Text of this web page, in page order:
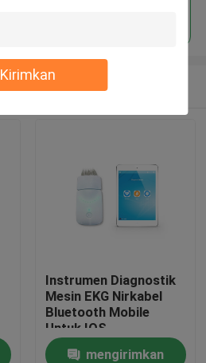
Kirimkan
Instrumen Diagnostik
Mesin EKG Nirkabel
Bluetooth Mobile
Untuk IOS
mengirimkan